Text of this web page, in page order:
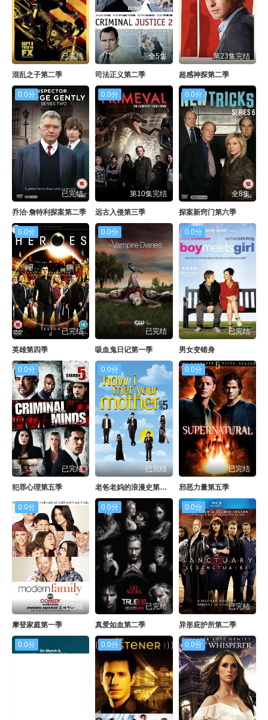
已完结
混乱之子第二季
全5集
司法正义第二季
第23集完结
超感神探第二季
0.0分
已完结
乔治·詹特利探案第二季
0.0分
第10集完结
远古入侵第三季
0.0分
全8集
探案新窍门第六季
0.0分
已完结
英雄第四季
0.0分
已完结
吸血鬼日记第一季
0.0分
已完结
男女变错身
0.0分
已完结
犯罪心理第五季
0.0分
已完结
老爸老妈的浪漫史第五季
0.0分
已完结
邪恶力量第五季
0.0分
已完结
摩登家庭第一季
0.0分
已完结
真爱如血第二季
0.0分
已完结
异形庇护所第二季
0.0分 0.0分 0.0分